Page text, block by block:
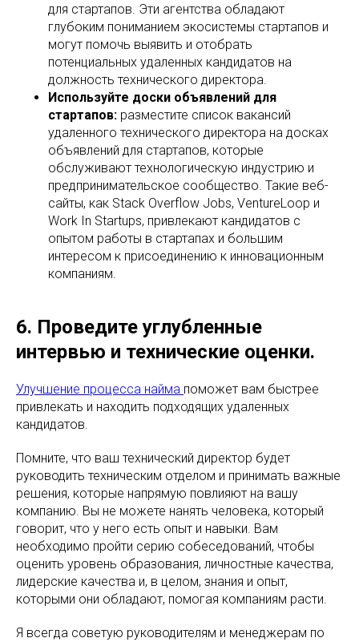
для стартапов. Эти агентства обладают
глубоким пониманием экосистемы стартапов и
могут помочь выявить и отобрать
потенциальных удаленных кандидатов на
должность технического директора.
Используйте доски объявлений для
стартапов: разместите список вакансий
удаленного технического директора на досках
объявлений для стартапов, которые
обслуживают технологическую индустрию и
предпринимательское сообщество. Такие веб-
сайты, как Stack Overflow Jobs, VentureLoop и
Work In Startups, привлекают кандидатов с
опытом работы в стартапах и большим
интересом к присоединению к инновационным
компаниям.
6. Проведите углубленные
интервью и технические оценки.
Улучшение процесса найма поможет вам быстрее
привлекать и находить подходящих удаленных
кандидатов.
Помните, что ваш технический директор будет
руководить техническим отделом и принимать важные
решения, которые напрямую повлияют на вашу
компанию. Вы не можете нанять человека, который
говорит, что у него есть опыт и навыки. Вам
необходимо пройти серию собеседований, чтобы
оценить уровень образования, личностные качества,
лидерские качества и, в целом, знания и опыт,
которыми они обладают, помогая компаниям расти.
Я всегда советую руководителям и менеджерам по